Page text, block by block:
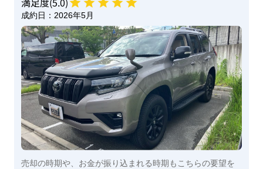
成約日： 2026年5月
売却の時期や、お金が振り込まれる時期もこちらの要望を